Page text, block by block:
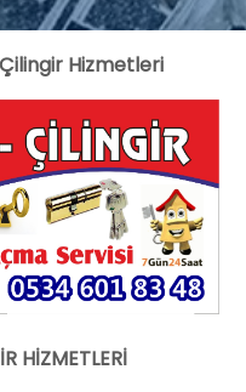
Hizmetleri
HİZMETLERİ